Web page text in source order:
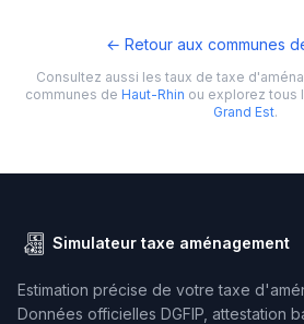
← Retour aux communes
Consultez aussi les taux de taxe
communes de Haut-Rhin ou explorez tous
Grand Est.
Simulateur taxe aménagement
Estimation précise de votre taxe
Données officielles DGFIP, attestation